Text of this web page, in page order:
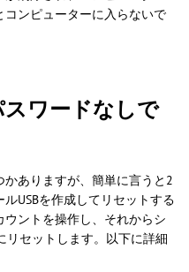
ンピューターに入らないで
ワードなしで
ありますが、簡単に言うと2
USBを作成してリセットする
ントを操作し、それからシ
リセットします。以下に詳細